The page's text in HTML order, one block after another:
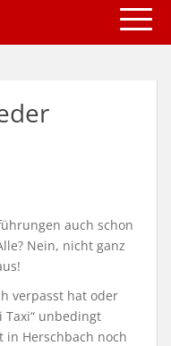
auch schon
Nein, nicht ganz
verpasst hat oder
Taxi“ unbedingt
in Herschbach noch